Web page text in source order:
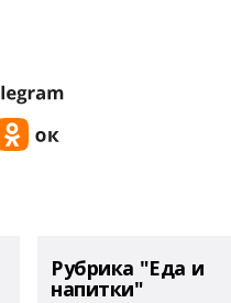
Рубрика "Еда и
напитки"